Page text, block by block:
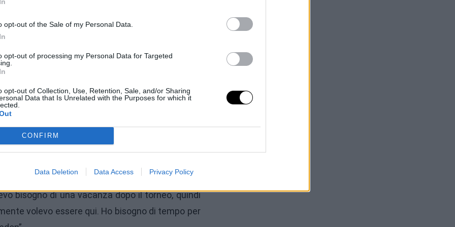
opt-out of the Sale of my Personal Data.
opt-out of processing my Personal Data for Targeted
opt-out of Collection, Use, Retention, Sale, and/or Sharing
Data that Is Unrelated with the Purposes for which it
CONFIRM
Data Deletion Data Access Privacy Policy
così ben classificate, è stata la prima volta
fiducia. Continuerò a lavorare sodo come
una giocatrice migliore. Conosco molte
è molto piccola oggigiorno, sento che
e auguro loro il meglio, spero che la mia
nelle prime 50”.
ma prima adoravo farlo. Sento di poter
in campo e anticipo bene, inoltre è sempre
Vedremo, ma sono pronta per la sfida. Al
è certo, ho bisogno di tempo per ricaricare le
bisogno di una vacanza dopo il torneo, quindi
volevo essere qui. Ho bisogno di tempo per